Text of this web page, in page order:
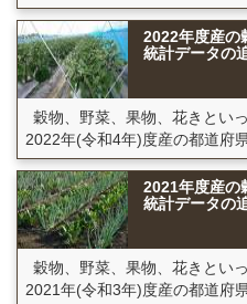
2022年度産の
統計データの
穀物、野菜、果物、花きとい
2022年(令和4年)度産の都道府県
2021年度産の
統計データの
穀物、野菜、果物、花きとい
2021年(令和3年)度産の都道府県